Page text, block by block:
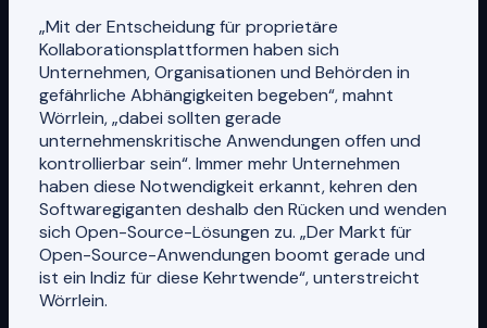
„Mit der Entscheidung für proprietäre
Kollaborationsplattformen haben sich
Unternehmen, Organisationen und Behörden in
gefährliche Abhängigkeiten begeben“, mahnt
Wörrlein, „dabei sollten gerade
unternehmenskritische Anwendungen offen und
kontrollierbar sein“. Immer mehr Unternehmen
haben diese Notwendigkeit erkannt, kehren den
Softwaregiganten deshalb den Rücken und wenden
sich Open-Source-Lösungen zu. „Der Markt für
Open-Source-Anwendungen boomt gerade und
ist ein Indiz für diese Kehrtwende“, unterstreicht
Wörrlein.